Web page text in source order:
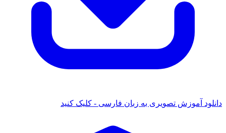
آموزش تصویری به زبان فارسی - کلیک کنید